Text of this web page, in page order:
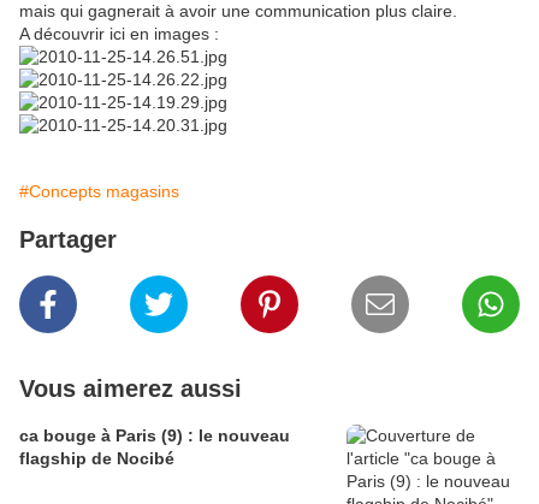
mais qui gagnerait à avoir une communication plus claire.
A découvrir ici en images :
#Concepts magasins
Partager
Vous aimerez aussi
ca bouge à Paris (9) : le nouveau
flagship de Nocibé